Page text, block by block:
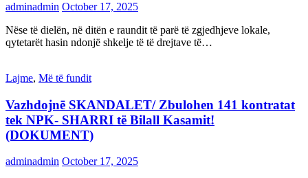
adminadmin October 17, 2025
Nëse të dielën, në ditën e raundit të parë të zgjedhjeve lokale,
qytetarët hasin ndonjë shkelje të të drejtave të…
Lajme, Më të fundit
Vazhdojnē SKANDALET/ Zbulohen 141 kontratat
tek NPK- SHARRI të Bilall Kasamit!
(DOKUMENT)
adminadmin October 17, 2025